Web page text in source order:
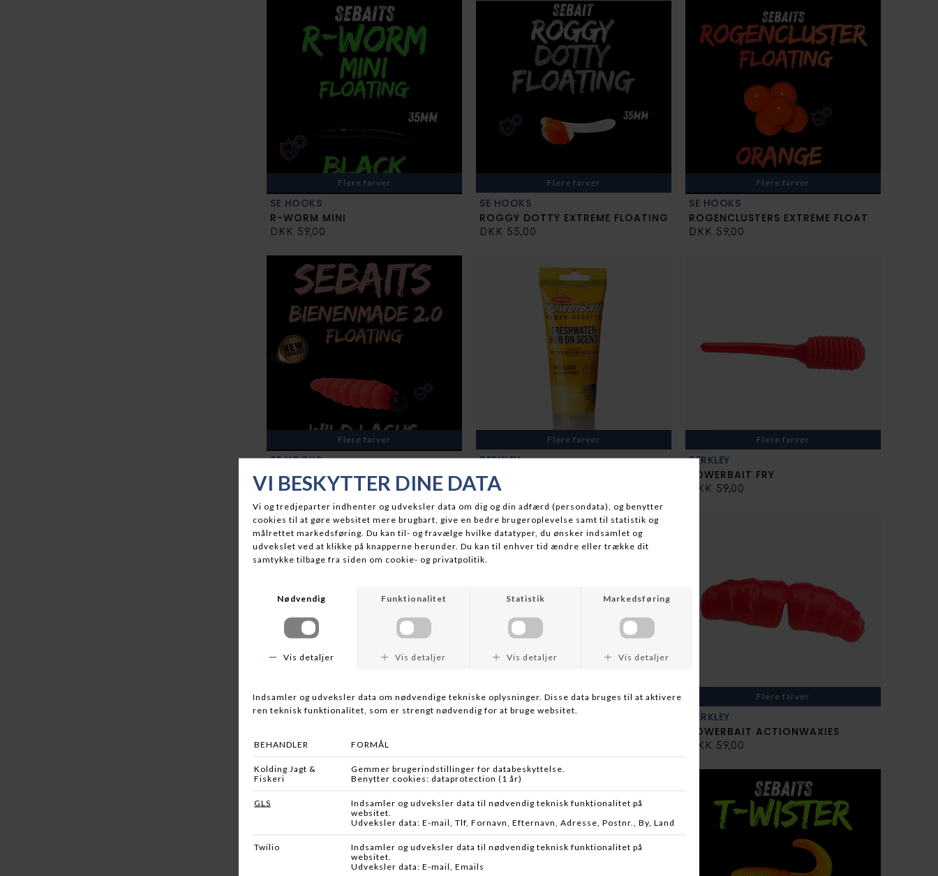
Flere farver
SE HOOKS
R-WORM MINI
DKK 59,00
Flere farver
SE HOOKS
ROGGY DOTTY EXTREME FLOATING
DKK 55,00
Flere farver
SE HOOKS
ROGENCLUSTERS EXTREME FLOAT
DKK 59,00
Flere farver
SE HOOKS
MG MAGGY FLOATING
DKK 49,00
Flere farver
BERKLEY
POWERBAIT GEL 80ML
DKK 99,00
Flere farver
BERKLEY
POWERBAIT FRY
DKK 59,00
Flere farver
BERKLEY
DKK 59,00
Flere farver
BERKLEY
Flere farver
BERKLEY
POWERBAIT ACTIONWAXIES
DKK 59,00